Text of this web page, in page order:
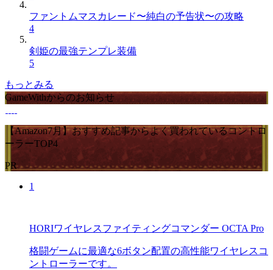
ファントムマスカレード〜純白の予告状〜の攻略
4
剣姫の最強テンプレ装備
5
もっとみる
GameWithからのお知らせ
【Amazon7月】おすすめ記事からよく買われているコントロ
ーラーTOP4
PR
1
HORIワイヤレスファイティングコマンダー OCTA Pro
格闘ゲームに最適な6ボタン配置の高性能ワイヤレスコ
ントローラーです。